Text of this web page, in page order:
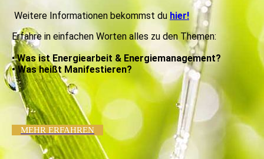
Weitere Informationen bekommst du hier!
Erfahre in einfachen Worten alles zu den Themen:
•Was ist Energiearbeit & Energiemanagement?
• Was heißt Manifestieren?
MEHR ERFAHREN